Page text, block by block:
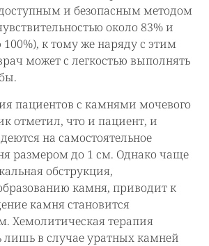
и безопасным методом
около 83% и
к тому же наряду с этим
может с легкостью выполнять
пациентов с камнями мочевого
отметил, что и пациент, и
на самостоятельное
размером до 1 см. Однако чаще
обструкция,
камня, приводит к
камня становится
Хемолитическая терапия
лишь в случае уратных камней